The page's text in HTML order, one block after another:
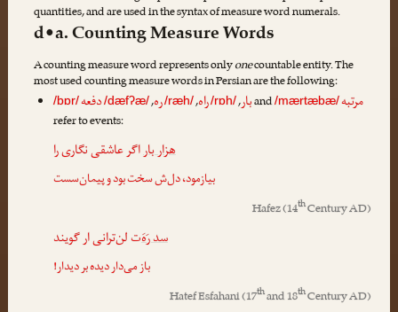
quantities, and are used in the syntax of measure word numerals.
d•a. Counting Measure Words
A counting measure word represents onlyonecountable entity. The
most used counting measure words in Persian are the following:
/bɒr/ بار,
/rɒh/راه,
/ræh/ره,
/dæfʔæ/دفعه and/mærtæbæ/مرتبه
refer to events:
هزار باراگر عاشقی نگاری را
بیازمود، دل‌ش سخت بود و پیمان‌سست
Hafez(14thCentury AD)
سد رَهَ‌ت لن‌ترانی ار گویند
باز می‌دار دیده بر دیدار!
Hatef Esfahani(17thand 18thCentury AD)